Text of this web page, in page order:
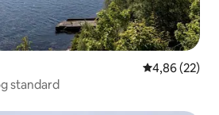
4,86 av 5 i
4,86 (22)
standard